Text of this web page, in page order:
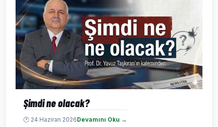
Şimdi ne olacak?
🕐 24 Haziran 2026Devamını Oku →